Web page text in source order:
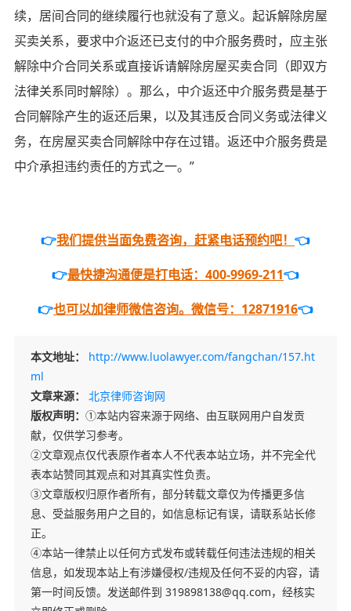
续，居间合同的继续履行也就没有了意义。起诉解除房屋
买卖关系，要求中介返还已支付的中介服务费时，应主张
解除中介合同关系或直接诉请解除房屋买卖合同（即双方
法律关系同时解除）。那么，中介返还中介服务费是基于
合同解除产生的返还后果，以及其违反合同义务或法律义
务，在房屋买卖合同解除中存在过错。返还中介服务费是
中介承担违约责任的方式之一。”
👉我们提供当面免费咨询，赶紧电话预约吧！ 👈
👉最快捷沟通便是打电话：400-9969-211👈
👉也可以加律师微信咨询。微信号：12871916👈
本文地址：
http://www.luolawyer.com/fangchan/157.ht
ml
文章来源：
北京律师咨询网
版权声明： ①本站内容来源于网络、由互联网用户自发贡
献，仅供学习参考。
②文章观点仅代表原作者本人不代表本站立场，并不完全代
表本站赞同其观点和对其真实性负责。
③文章版权归原作者所有，部分转载文章仅为传播更多信
息、受益服务用户之目的，如信息标记有误，请联系站长修
正。
④本站一律禁止以任何方式发布或转载任何违法违规的相关
信息，如发现本站上有涉嫌侵权/违规及任何不妥的内容，请
第一时间反馈。发送邮件到 319898138@qq.com，经核实